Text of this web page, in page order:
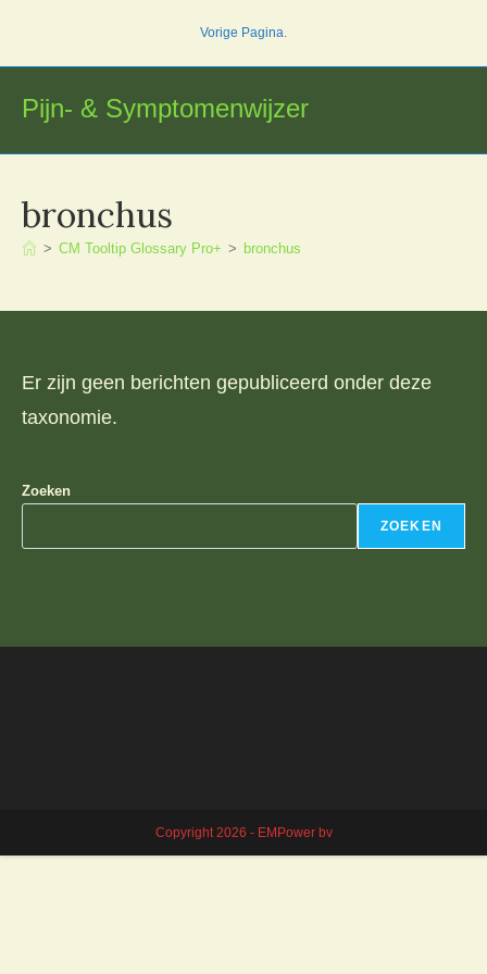
inhoud
Vorige Pagina.
Pijn- & Symptomenwijzer
bronchus
> CM Tooltip Glossary Pro+ > bronchus
Er zijn geen berichten gepubliceerd onder deze
taxonomie.
Zoeken
ZOEKEN
Copyright 2026 - EMPower bv